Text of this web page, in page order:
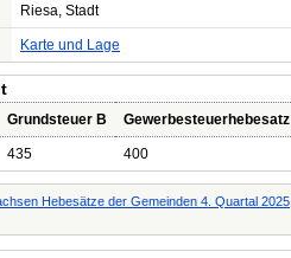
Riesa, Stadt
Karte und Lage
Grundsteuer B Gewerbesteuerhebesatz
435 400
Hebesätze der Gemeinden 4. Quartal 2025